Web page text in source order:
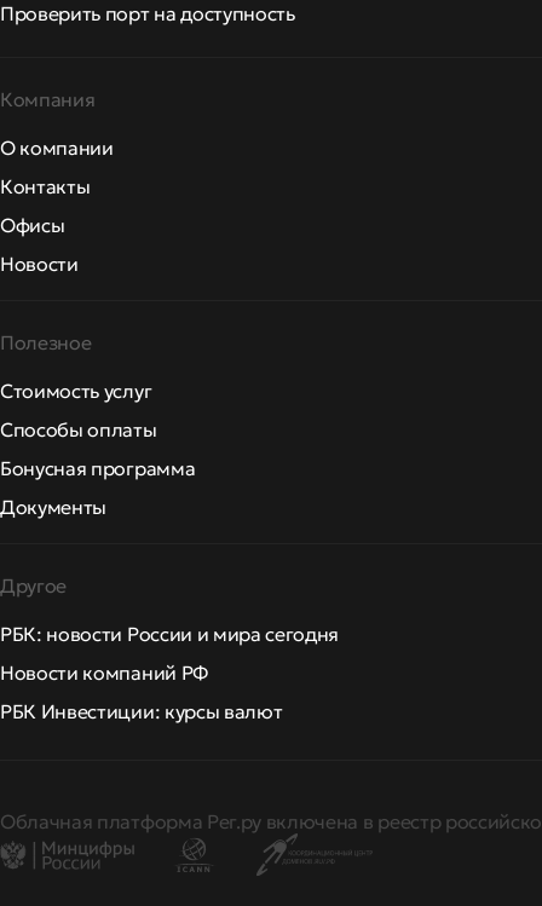
Проверить порт на доступность
Компания
О компании
Контакты
Офисы
Новости
Полезное
Стоимость услуг
Способы оплаты
Бонусная программа
Документы
Другое
РБК: новости России и мира сегодня
Новости компаний РФ
РБК Инвестиции: курсы валют
Облачная платформа Рег.ру включена в реестр